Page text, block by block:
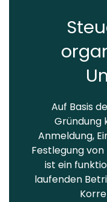
Auf Basis
Gründung
Anmeldung,
Festlegung von
ist ein
laufenden